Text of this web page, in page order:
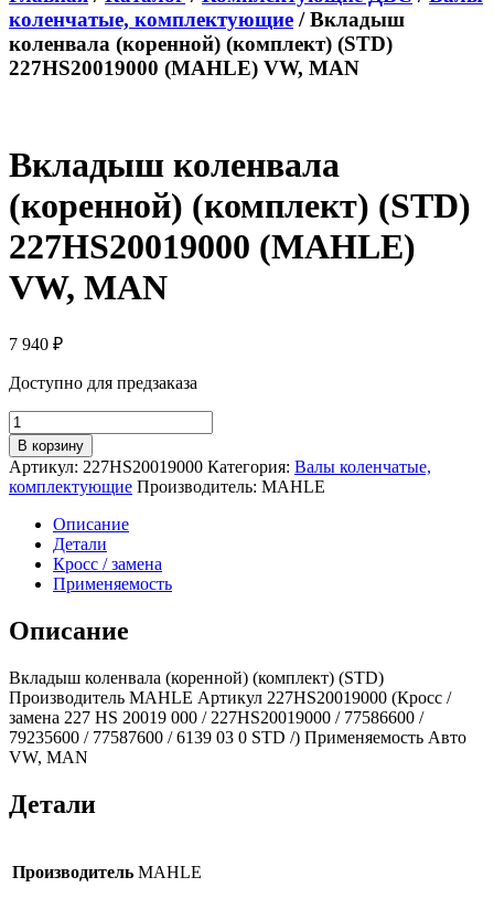
коленчатые, комплектующие / Вкладыш
коленвала (коренной) (комплект) (STD)
227HS20019000 (MAHLE) VW, MAN
Вкладыш коленвала
(коренной) (комплект) (STD)
227HS20019000 (MAHLE)
VW, MAN
7 940 ₽
Доступно для предзаказа
Количество
товара
Вкладыш
коленвала
(коренной)
(комплект)
(STD)
227HS20019000
(MAHLE)
MAN
В корзину
Артикул: 227HS20019000 Категория: Валы коленчатые,
комплектующие Производитель: MAHLE
Описание
Детали
Кросс / замена
Применяемость
Описание
Вкладыш коленвала (коренной) (комплект) (STD)
Производитель MAHLE Артикул 227HS20019000 (Кросс /
замена 227 HS 20019 000 / 227HS20019000 / 77586600 /
79235600 / 77587600 / 6139 03 0 STD /) Применяемость Авто
VW, MAN
Детали
Производитель MAHLE